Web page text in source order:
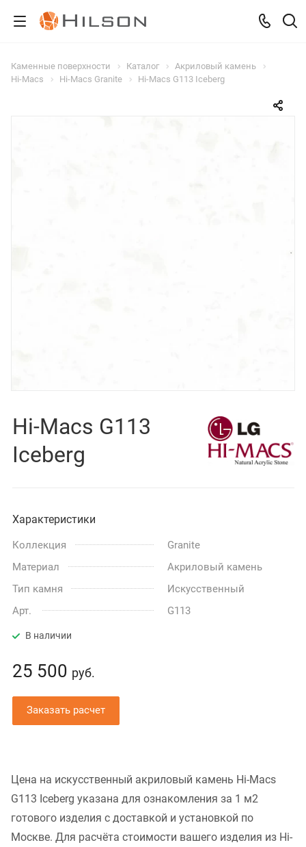
Каменные поверхности Каталог
Акриловый камень
Hi-Macs
Hi-Macs Granite Hi-Macs G113 Iceberg
Hi-Macs G113
Iceberg
Характеристики
Коллекция
Granite
Материал
Акриловый камень
Тип камня
Искусственный
Арт.
G113
В наличии
25 500 руб.
Заказать расчет
Цена на искусственный акриловый камень Hi-Macs
G113 Iceberg указана для ознакомления за 1 м2
готового изделия с доставкой и установкой по
Москве. Для расчёта стоимости вашего изделия из Hi-